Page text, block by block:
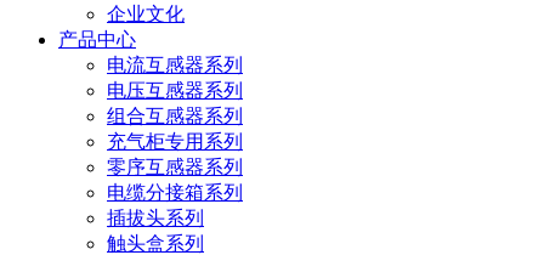
企业文化
产品中心
电流互感器系列
电压互感器系列
组合互感器系列
充气柜专用系列
零序互感器系列
电缆分接箱系列
插拔头系列
触头盒系列